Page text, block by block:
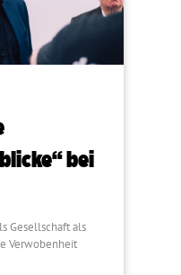
bei
Gesellschaft als
Verwobenheit